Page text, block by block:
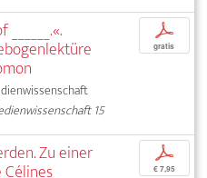
15
p
gratis
Zu einer p
€ 7,95